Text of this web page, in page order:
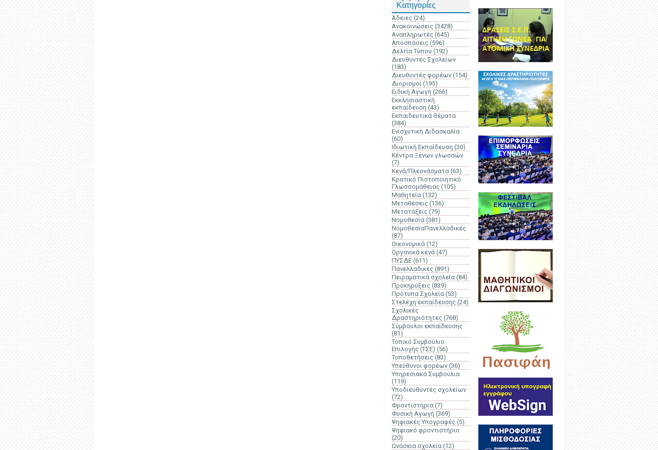
Κατηγορίες
Άδειες (24)
Ανακοινώσεις (3428)
Αναπληρωτές (645)
Αποσπάσεις (596)
Δελτία Τύπου (192)
Διευθυντές Σχολείων
(183)
Διευθυντές φορέων (154)
Διορισμοί (195)
Ειδική Αγωγή (266)
Εκκλησιαστική
εκπαίδευση (43)
Εκπαιδευτικά Θέματα
(384)
Ενισχυτική Διδασκαλία
(60)
Ιδιωτική Εκπαίδευση (30)
Κέντρα Ξένων γλωσσών
(7)
Κενά/Πλεονάσματα (63)
Κρατικό Πιστοποιητικό
Γλωσσομάθειας (105)
Μαθητεία (132)
Μεταθέσεις (136)
Μετατάξεις (79)
Νομοθεσία (381)
ΝομοθεσίαΠανελλαδικές
(87)
Οικονομικά (12)
Οργανικά κενά (47)
ΠΥΣΔΕ (611)
Πανελλαδικές (891)
Πειραματικά σχολεία (84)
Προκηρύξεις (839)
Πρότυπα Σχολεία (53)
Στελέχη εκπαίδευσης (24)
Σχολικές
Δραστηριότητες (768)
Σύμβουλοι εκπαίδευσης
(81)
Τοπικό Συμβούλιο
Επιλογής (ΤΣΕ) (56)
Τοποθετήσεις (83)
Υπεύθυνοι φορέων (36)
Υπηρεσιακά Συμβούλια
(119)
Υποδιευθυντές σχολείων
(72)
Φροντιστήρια (7)
Φυσική Αγωγή (369)
Ψηφιακές Υπογραφές (5)
Ψηφιακό φροντιστήριο
(20)
Ωνάσεια σχολεία (12)